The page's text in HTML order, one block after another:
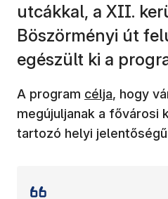
utcákkal, a XII.
Böszörményi út
egészült ki a
A program (új ablakban
célja, hogy
megújuljanak a fővárosi
tartozó helyi